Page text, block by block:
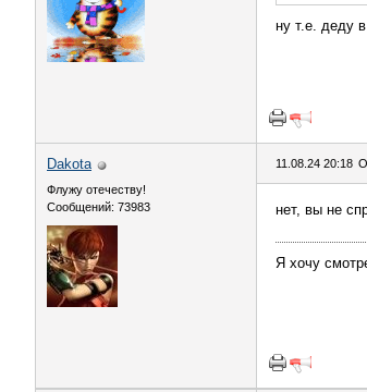
ну т.е. деду
Dаkota
Флужу отечеству!
Сообщений: 73983
11.08.24 20:18
нет, вы не
Я хочу